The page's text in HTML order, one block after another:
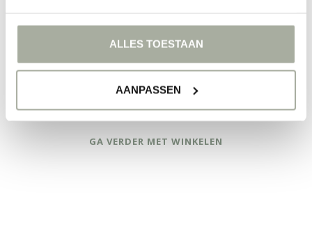
ALLES TOESTAAN
AANPASSEN
GEEN PRODUCTEN GEVONDEN!
GA VERDER MET WINKELEN